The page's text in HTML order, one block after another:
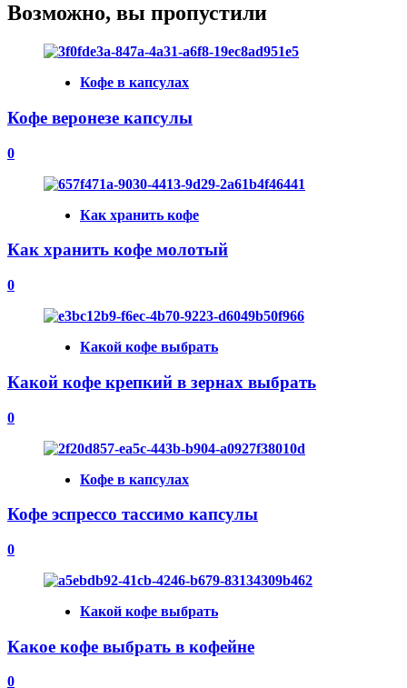
Возможно, вы пропустили
Кофе в капсулах
Кофе веронезе капсулы
0
Как хранить кофе
Как хранить кофе молотый
0
Какой кофе выбрать
Какой кофе крепкий в зернах выбрать
0
Кофе в капсулах
Кофе эспрессо тассимо капсулы
0
Какой кофе выбрать
Какое кофе выбрать в кофейне
0